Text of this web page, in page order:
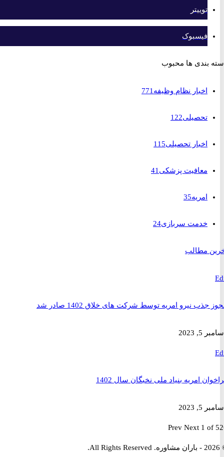
توییتر
فیسبوک
ها محبوب
اخبار نظام وظیفه771
تحصیلی122
اخبار تحصیلی115
معافیت پزشکی41
امریه 35
خدمت سربازی 24
مطالب
نیرو امریه توسط شرکت های خلاق 1402 صادر شد
امریه بنیاد ملی نخبگان سال 1402
PrevNext 1